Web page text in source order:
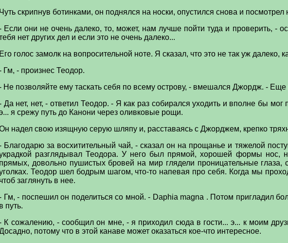
Чуть скрипнув ботинками, он поднялся на носки, опустился снова и
Если они не очень далеко, то, может, нам лучше пойти туда и проверить, -
нет других дел и если это не очень далеко...
Его голос замолк на вопросительной ноте. Я сказал, что это не так уж далеко,
Гм, - произнес Теодор.
Не позволяйте ему таскать себя по всему острову, - вмешался Джордж. -
Да нет, нет, - ответил Теодор. - Я как раз собирался уходить и вполне бы
я срежу путь до Канони через оливковые рощи.
надел свою изящную серую шляпу и, расставаясь с Джорджем, крепко
Благодарю за восхитительный чай, - сказал он на прощанье и тяжелой
разглядывал Теодора. У него был прямой, хорошей формы нос,
прямых, довольно пушистых бровей на мир глядели проницательные
Теодор шел бодрым шагом, что-то напевая про себя. Когда мы
чтоб заглянуть в нее.
Гм, - поспешил он поделиться со мной. - Daphia magna . Потом пригладил
в путь.
К сожалению, - сообщил он мне, - я приходил сюда в гости... э... к моим
потому что в этой канаве может оказаться кое-что интересное.